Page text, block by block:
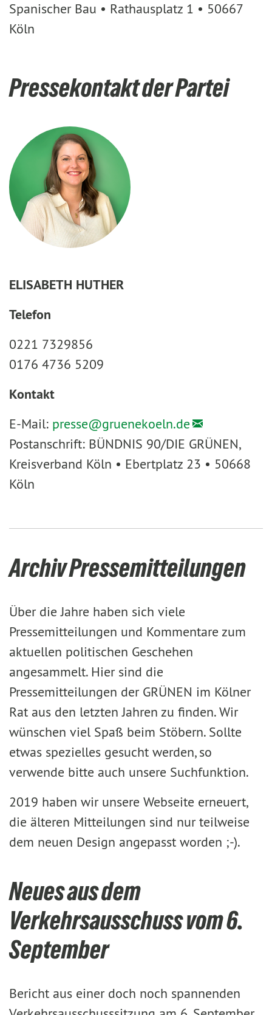
Spanischer Bau • Rathausplatz 1 • 50667
Köln
Pressekontakt der Partei
ELISABETH HUTHER
Telefon
0221 7329856
0176 4736 5209
Kontakt
E-Mail: presse@gruenekoeln.de
Postanschrift: BÜNDNIS 90/DIE GRÜNEN,
Kreisverband Köln • Ebertplatz 23 • 50668
Köln
Archiv Pressemitteilungen
Über die Jahre haben sich viele
Pressemitteilungen und Kommentare zum
aktuellen politischen Geschehen
angesammelt. Hier sind die
Pressemitteilungen der GRÜNEN im Kölner
Rat aus den letzten Jahren zu finden. Wir
wünschen viel Spaß beim Stöbern. Sollte
etwas spezielles gesucht werden, so
verwende bitte auch unsere Suchfunktion.
2019 haben wir unsere Webseite erneuert,
die älteren Mitteilungen sind nur teilweise
dem neuen Design angepasst worden ;-).
Neues aus dem
Verkehrsausschuss vom 6.
September
Bericht aus einer doch noch spannenden